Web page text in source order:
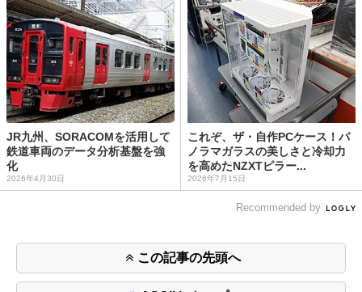
JR九州、SORACOMを活用して
鉄道車両のデータ分析基盤を強
化
2026年4月30日
これぞ、ザ・自作PCケース！パ
ノラマガラスの美しさと冷却力
を高めたNZXTピラー...
2026年7月15日
Recommended by
この記事の先頭へ